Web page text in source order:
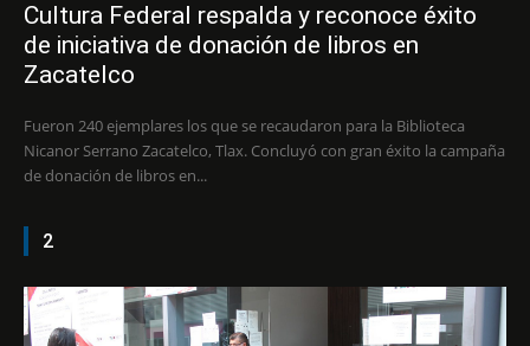
Cultura Federal respalda y reconoce éxito
de iniciativa de donación de libros en
Zacatelco
Fueron 240 ejemplares los que se recaudaron para la Biblioteca
Nicanor Serrano Zacatelco, Tlax. Concluyó con gran éxito la campaña
de donación de libros en...
2